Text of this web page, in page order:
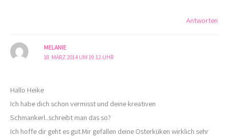
Antworten
MELANIE
18. MÄRZ 2014 UM 19:12 UHR
Hallo Heike
Ich habe dich schon vermisst und deine kreativen
Schmankerl..schreibt man das so?
Ich hoffe dir geht es gut.Mir gefallen deine Osterküken wirklich sehr